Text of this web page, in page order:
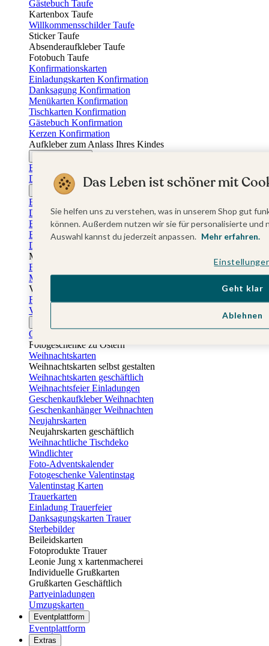
Gästebuch Taufe
Kartenbox Taufe
Willkommensschilder Taufe
Sticker Taufe
Absenderaufkleber Taufe
Fotobuch Taufe
Konfirmationskarten
Einladungskarten Konfirmation
Danksagung Konfirmation
Menükarten Konfirmation
Tischkarten Konfirmation
Gästebuch Konfirmation
Kerzen Konfirmation
Aufkleber zum Anlass Ihres Kindes
Einladungskarten Firmung
Dankeskarten Firmung
Jugendweihekarten
Einladungskarten Jugendweihe
Dankeskarten Jugendweihe
Einschulungskarten
Einladungskarten Einschulung
Danksagung Einschulung
Muttertag
Fotogeschenke Muttertag
Muttertagskarten
Vatertag
Fotogeschenke Vatertag
Vatertagskarten
Osterkarten
Fotogeschenke zu Ostern
Weihnachtskarten
Weihnachtskarten selbst gestalten
Weihnachtskarten geschäftlich
Weihnachtsfeier Einladungen
Geschenkaufkleber Weihnachten
Geschenkanhänger Weihnachten
Neujahrskarten
Neujahrskarten geschäftlich
Weihnachtliche Tischdeko
Windlichter
Foto-Adventskalender
Fotogeschenke Valentinstag
Valentinstag Karten
Trauerkarten
Einladung Trauerfeier
Danksagungskarten Trauer
Sterbebilder
Beileidskarten
Fotoprodukte Trauer
Leonie Jung x kartenmacherei
Individuelle Grußkarten
Grußkarten Geschäftlich
Partyeinladungen
Umzugskarten
Eventplattform
Eventplattform
Extras
Das Leben ist schöner mit
Sie helfen uns zu verstehen, was in unserem Shop gut
können. Außerdem nutzen wir sie für personalisierte
Auswahl kannst du jederzeit anpassen. Mehr erfahren.
Ablehnen
Geht klar